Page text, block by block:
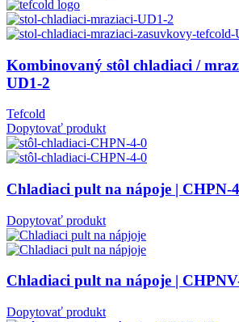
Kombinovaný stôl chladiaci /
UD1-2
Tefcold
Dopytovať produkt
Chladiaci pult na nápoje | CHPN-
Dopytovať produkt
Chladiaci pult na nápoje |
Dopytovať produkt